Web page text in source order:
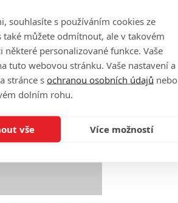
souhlasíte s používáním cookies ze
můžete odmítnout, ale v takovém
personalizované funkce. Vaše
tuto webovou stránku. Vaše nastavení a
stránce s ochranou osobních údajů nebo
dolním rohu.
vše Více možností